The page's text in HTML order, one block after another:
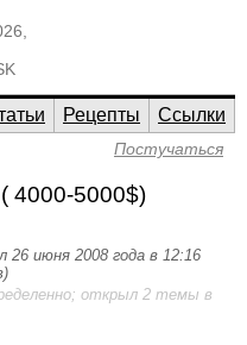
Рецепты
Ссылки
Постучаться
4000-5000$)
26 июня 2008 года в 12:16
открыл 2 темы в